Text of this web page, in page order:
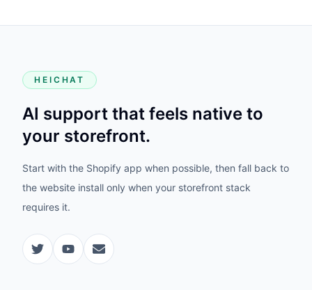
HEICHAT
AI support that feels native to
your storefront.
Start with the Shopify app when possible, then fall back to
the website install only when your storefront stack
requires it.